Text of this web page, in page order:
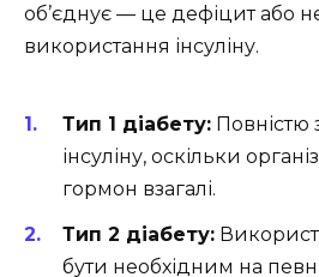
об’єднує — це дефіцит або
використання інсуліну.
Тип 1 діабету: Повністю
інсуліну, оскільки
гормон взагалі.
Тип 2 діабету:
бути необхідним на